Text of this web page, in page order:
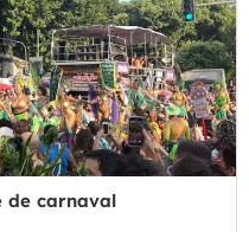
de carnaval